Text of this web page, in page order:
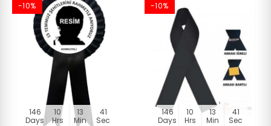
-10%
146
Days
10
Hrs
13
Min
41
Sec
-10%
146
Days
10
Hrs
13
Min
41
Sec